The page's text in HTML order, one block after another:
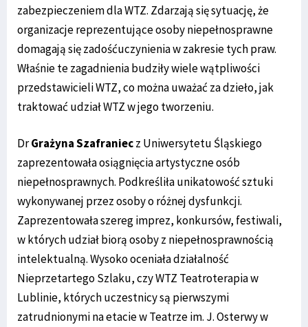
zabezpieczeniem dla WTZ. Zdarzają się sytuację, że
organizacje reprezentujące osoby niepełnosprawne
domagają się zadośćuczynienia w zakresie tych praw.
Właśnie te zagadnienia budziły wiele wątpliwości
przedstawicieli WTZ, co można uważać za dzieło, jak
traktować udział WTZ w jego tworzeniu.
DrGrażyna Szafraniecz Uniwersytetu Śląskiego
zaprezentowała osiągnięcia artystyczne osób
niepełnosprawnych. Podkreśliła unikatowość sztuki
wykonywanej przez osoby o różnej dysfunkcji.
Zaprezentowała szereg imprez, konkursów, festiwali,
w których udział biorą osoby z niepełnosprawnością
intelektualną. Wysoko oceniała działalność
Nieprzetartego Szlaku, czy WTZ Teatroterapia w
Lublinie, których uczestnicy są pierwszymi
zatrudnionymi na etacie w Teatrze im. J. Osterwy w